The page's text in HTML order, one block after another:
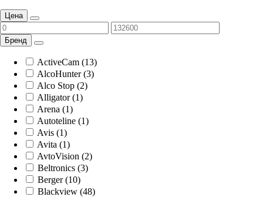
Цена
Бренд
ActiveCam (13)
AlcoHunter (3)
Alco Stop (2)
Alligator (1)
Arena (1)
Autoteline (1)
Avis (1)
Avita (1)
AvtoVision (2)
Beltronics (3)
Berger (10)
Blackview (48)